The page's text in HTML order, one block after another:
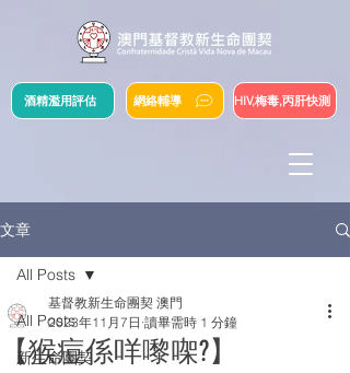
網絡輔導
酒精濫用評估 HIV,梅毒,丙肝快測
文章
All Posts
新生命團契
All Posts
【猴痘係咩嚟㗎?】
基督教新生命團契 澳門
2023年11月7日 讀畢需時 1 分鐘